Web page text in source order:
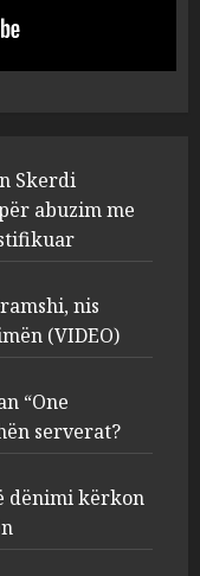
Nano për
publike dhe
nis
për Koço
të maskuar
Albania”,
A u vodhën
pretencën, ja
për
Skerdi
abuzim me
nis
(VIDEO)
“One
serverat?
dënimi kërkon